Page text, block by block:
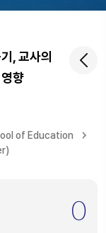
, 교사의
향
of Education
0